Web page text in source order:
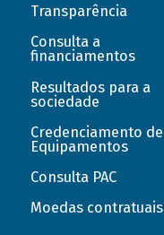
Transparência
Consulta a
financiamentos
Resultados para a
sociedade
Credenciamento de
Equipamentos
Consulta PAC
Moedas contratuais